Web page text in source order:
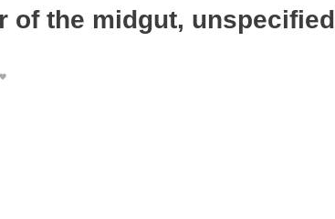
of the midgut, unspecified